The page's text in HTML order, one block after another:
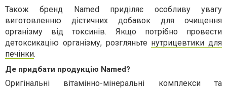
Також бренд Named приділяє особливу увагу
виготовленню дієтичних добавок для очищення
організму від токсинів. Якщо потрібно провести
детоксикацію організму, розгляньте нутрицевтики для
печінки.
Де придбати продукцію Named?
Оригінальні вітамінно-мінеральні комплекси та